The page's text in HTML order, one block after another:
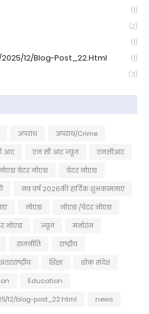
(1)
(2)
(1)
12/blog-Post_22.html (1)
(3)
अपराध
अपराध/Crime
आर एन सी आर न्यूज
एनसीआर
ग्रेटर नोएडा
ग्रेटर नोएडा
नव वर्ष 2026की हार्दिक शुभकामनाएं
नोएडा
नोएडा /ग्रेटर नोएडा
नोएडा न्यूज
मनोरंज
राजनीति
राष्ट्रीय
शिक्षा
शोक संदेश
Education
12/blog-post_22.html
news